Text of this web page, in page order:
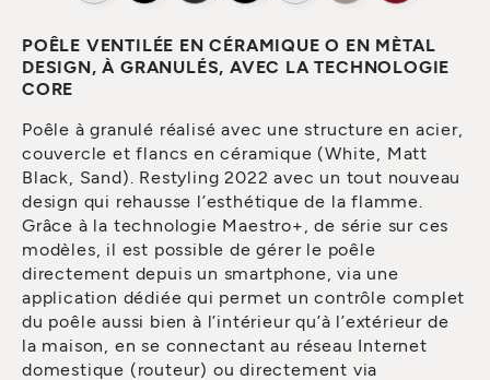
POÊLE VENTILÉE EN CÉRAMIQUE O EN MÈTAL
DESIGN, À GRANULÉS, AVEC LA TECHNOLOGIE
CORE
Poêle à granulé réalisé avec une structure en acier,
couvercle et flancs en céramique (White, Matt
Black, Sand). Restyling 2022 avec un tout nouveau
design qui rehausse l’esthétique de la flamme.
Grâce à la technologie Maestro+, de série sur ces
modèles, il est possible de gérer le poêle
directement depuis un smartphone, via une
application dédiée qui permet un contrôle complet
du poêle aussi bien à l’intérieur qu’à l’extérieur de
la maison, en se connectant au réseau Internet
domestique (routeur) ou directement via